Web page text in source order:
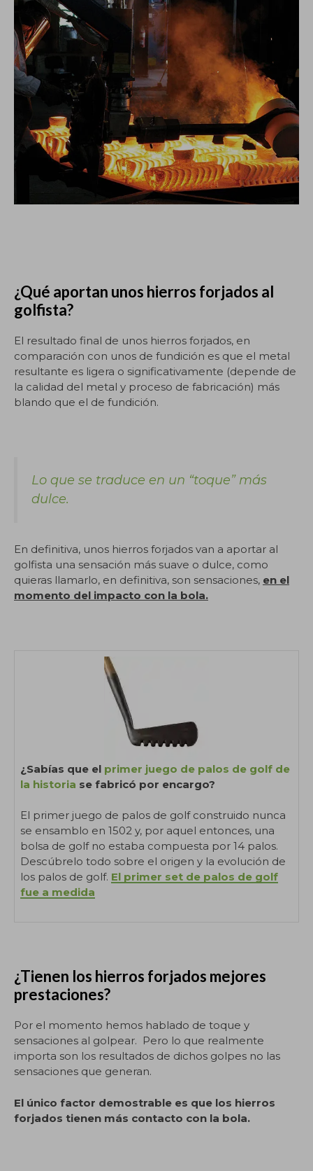
¿Qué aportan unos hierros forjados al
golfista?
El resultado final de unos hierros forjados, en
comparación con unos de fundición es que el metal
resultante es ligera o significativamente (depende de
la calidad del metal y proceso de fabricación) más
blando que el de fundición.
Lo que se traduce en un “toque” más
dulce.
En definitiva, unos hierros forjados van a aportar al
golfista una sensación más suave o dulce, como
quieras llamarlo, en definitiva, son sensaciones, en el
momento del impacto con la bola.
¿Sabías que el primer juego de palos de golf de
la historia se fabricó por encargo?
El primer juego de palos de golf construido nunca
se ensamblo en 1502 y, por aquel entonces, una
bolsa de golf no estaba compuesta por 14 palos.
Descúbrelo todo sobre el origen y la evolución de
los palos de golf. El primer set de palos de golf
fue a medida
¿Tienen los hierros forjados mejores
prestaciones?
Por el momento hemos hablado de toque y
sensaciones al golpear. Pero lo que realmente
importa son los resultados de dichos golpes no las
sensaciones que generan.
El único factor demostrable es que los hierros
forjados tienen más contacto con la bola.